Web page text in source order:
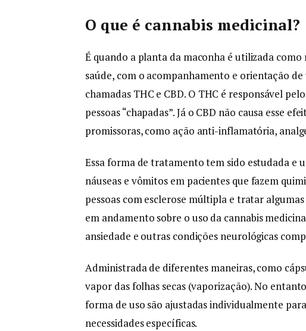
O que é cannabis medicinal?
É quando a planta da maconha é utilizada
saúde, com o acompanhamento e orientação
chamadas THC e CBD. O THC é responsável
pessoas “chapadas”. Já o CBD não causa esse
promissoras, como ação anti-inflamatória,
Essa forma de tratamento tem sido estudada e
náuseas e vômitos em pacientes que fazem
pessoas com esclerose múltipla e tratar
em andamento sobre o uso da cannabis
ansiedade e outras condições neurológicas
Administrada de diferentes maneiras, como
vapor das folhas secas (vaporização). No
forma de uso são ajustadas individualmente
necessidades específicas.